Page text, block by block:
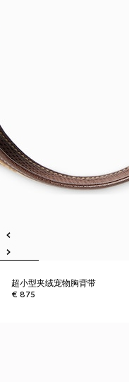
超小型夹绒宠物胸背带
€ 875